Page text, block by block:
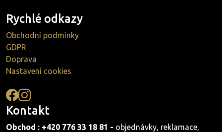
Rychlé odkazy
Obchodní podmínky
GDPR
Doprava
Nastavení cookies
Kontakt
Obchod : +420 776 33 18 81 - objednávky, reklamace,